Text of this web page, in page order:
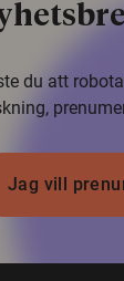
du att
Jag vill